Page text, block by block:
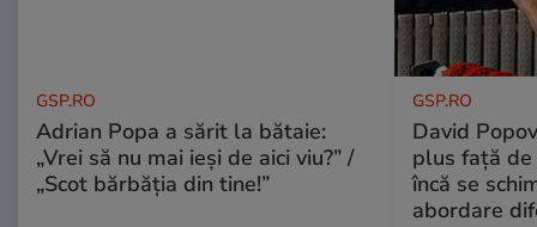
GSP.RO
Adrian Popa a sărit la bătaie:
„Vrei să nu mai ieși de aici viu?” /
„Scot bărbăția din tine!”
GSP.RO
David
plus față de
încă se
abordare